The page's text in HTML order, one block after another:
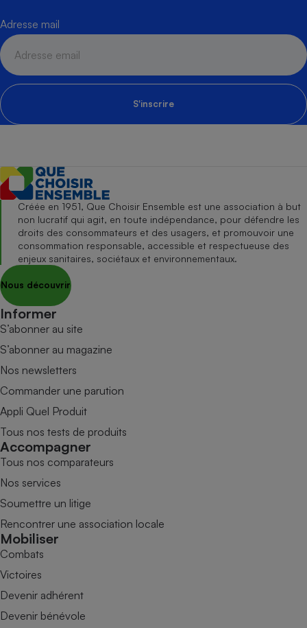
Adresse mail
S'inscrire
Créée en 1951, Que Choisir Ensemble est une association à but
non lucratif qui agit, en toute indépendance, pour défendre les
droits des consommateurs et des usagers, et promouvoir une
consommation responsable, accessible et respectueuse des
enjeux sanitaires, sociétaux et environnementaux.
Nous découvrir
Informer
S’abonner au site
S’abonner au magazine
Nos newsletters
Commander une parution
Appli Quel Produit
Tous nos tests de produits
Accompagner
Tous nos comparateurs
Nos services
Soumettre un litige
Rencontrer une association locale
Mobiliser
Combats
Victoires
Devenir adhérent
Devenir bénévole